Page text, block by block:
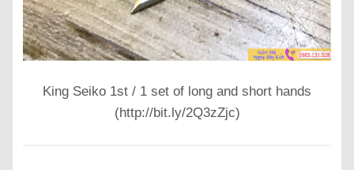
King Seiko 1st / 1 set of long and short hands
(http://bit.ly/2Q3zZjc)